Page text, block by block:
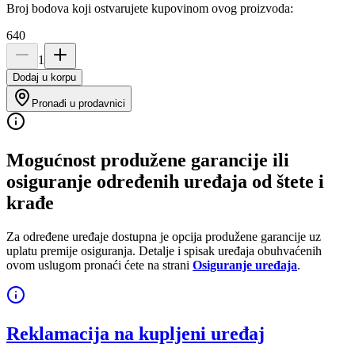
Broj bodova koji ostvarujete kupovinom ovog proizvoda:
640
1
Dodaj u korpu
Pronađi u prodavnici
Mogućnost produžene garancije ili
osiguranje određenih uređaja od štete i
krađe
Za određene uređaje dostupna je opcija produžene garancije uz
uplatu premije osiguranja. Detalje i spisak uređaja obuhvaćenih
ovom uslugom pronaći ćete na strani Osiguranje uređaja.
Reklamacija na kupljeni uređaj